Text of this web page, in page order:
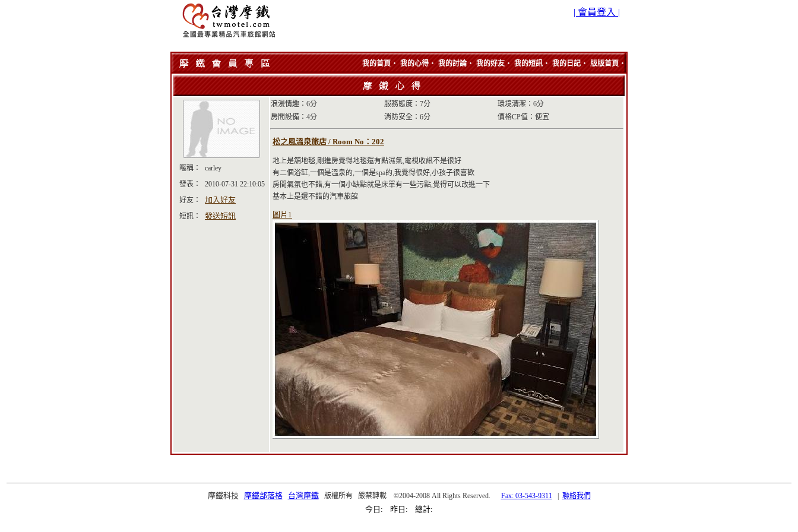
| 會員登入 |
我的首頁 ‧ 我的心得 ‧ 我的討論 ‧ 我的好友 ‧ 我的短訊‧ 我的日記 ‧ 版版首頁 ‧
暱稱：
carley
發表：
2010-07-31 22:10:05
好友：
加入好友
短訊： 發送短訊
浪漫情趣：6分 服務態度：7分
環境清潔：6分
房間設備：4分
消防安全：6分 價格CP值：便宜
松之風溫泉旅店 / Room No：202
地上是舖地毯,剛進房覺得地毯還有點濕氣,電視收訊不是很好
有二個浴缸,一個是溫泉的,一個是spa的,我覺得很好,小孩子很喜歡
房間氣氛也不錯,有一個小缺點就是床單有一些污點,覺得可以改進一下
基本上是還不錯的汽車旅館
圖片1
摩鐵科技 摩鐵部落格 台灣摩鐵版權所有 嚴禁轉載 ©2004-2008 All Rights Reserved. Fax: 03-543-9311| 聯絡我們
今日: 昨日: 總計: